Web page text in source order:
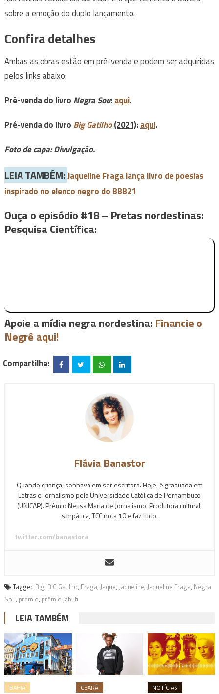
sobre a emoção do duplo lançamento.
Confira detalhes
Ambas as obras estão em pré-venda e podem ser adquiridas
pelos links abaixo:
Pré-venda do livro Negra Sou:aqui.
Pré-venda do livro Big Gatilho(2021):aqui.
Foto de capa: Divulgação.
LEIA TAMBÉM:Jaqueline Fraga lança livro de poesias
inspirado no elenco negro do BBB21
Ouça o episódio #18 – Pretas nordestinas:
Pesquisa Científica:
Apoie a mídia negra nordestina: Financie o
Negrê aqui!
Compartilhe:
Flávia Banastor
Quando criança, sonhava em ser escritora. Hoje, é graduada em
Letras e Jornalismo pela Universidade Católica de Pernambuco
(UNICAP). Prêmio Neusa Maria de Jornalismo. Produtora cultural,
simpática, TCC nota 10 e faz tudo.
twitter.com/banastora
Tagged Big, BIG Gatilho, Fraga, Jaque, Jaqueline, Jaqueline Fraga, Negra
Sou, premio, prêmio jabuti
LEIA TAMBÉM
BAHIA CEARÁ NOTÍCIAS